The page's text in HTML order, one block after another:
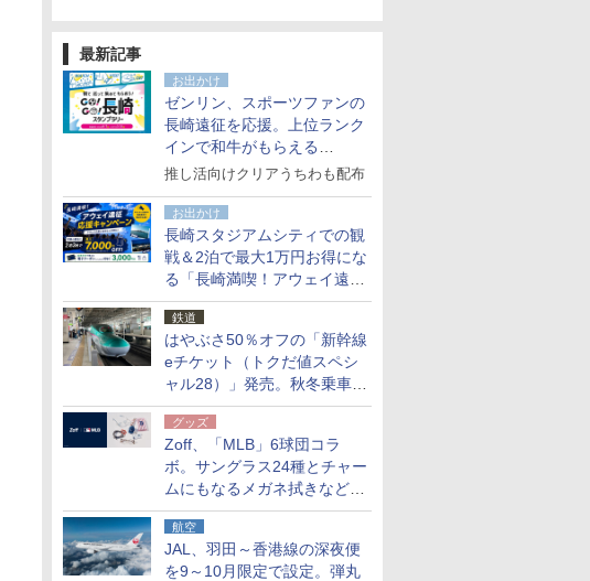
最新記事
お出かけ
ゼンリン、スポーツファンの
長崎遠征を応援。上位ランク
インで和牛がもらえる
「GO！GO！長崎スタンプラ
推し活向けクリアうちわも配布
お出かけ
長崎スタジアムシティでの観
戦＆2泊で最大1万円お得にな
る「長崎満喫！アウェイ遠征
応援キャンペーン」
鉄道
はやぶさ50％オフの「新幹線
eチケット（トクだ値スペシ
ャル28）」発売。秋冬乗車
分、えきねっと限定
グッズ
Zoff、「MLB」6球団コラ
ボ。サングラス24種とチャー
ムにもなるメガネ拭きなど雑
貨24種
航空
JAL、羽田～香港線の深夜便
を9～10月限定で設定。弾丸